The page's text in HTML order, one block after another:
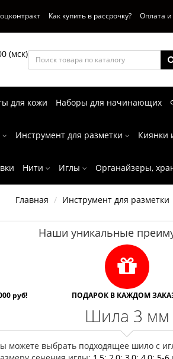
Как купить в рассрочку? Оплата и
(мск)
для кожи Наборы для начинающих
Инструмент для разметки Киянки
Нити Иглы Органайзеры,
Главная Инструмент для разметки
Наши уникальные
руб! ПОДАРОК В КАЖДОМ
Шила 3 мм
можете выбрать подходящее шило с